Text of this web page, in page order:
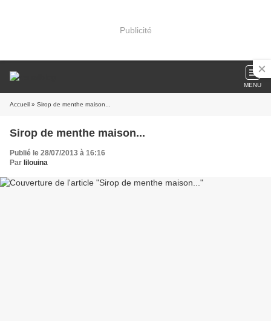
Publicité
MENU
Accueil » Sirop de menthe maison...
Sirop de menthe maison...
Publié le 28/07/2013 à 16:16
Par lilouina